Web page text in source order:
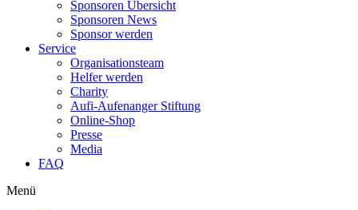
Sponsoren Übersicht
Sponsoren News
Sponsor werden
Service
Organisationsteam
Helfer werden
Charity
Aufi-Aufenanger Stiftung
Online-Shop
Presse
Media
FAQ
Menü